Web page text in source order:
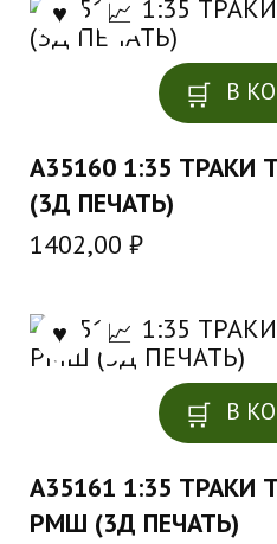
В
A35160 1:35
(3Д ПЕЧАТЬ)
1402,00 ₽
В
A35161 1:35 ТРАКИ
РМШ (3Д ПЕЧАТЬ)